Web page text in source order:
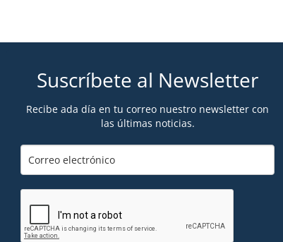
Suscríbete al Newsletter
Recibe ada día en tu correo nuestro newsletter con
las últimas noticias.